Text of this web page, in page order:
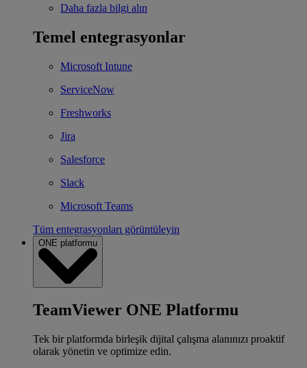
Daha fazla bilgi alın
Temel entegrasyonlar
Microsoft Intune
ServiceNow
Freshworks
Jira
Salesforce
Slack
Microsoft Teams
Tüm entegrasyonları görüntüleyin
ONE platformu
TeamViewer ONE Platformu
Tek bir platformda birleşik dijital çalışma alanınızı proaktif
olarak yönetin ve optimize edin.